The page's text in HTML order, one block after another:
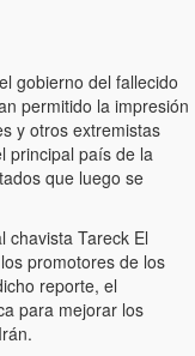
gobierno del fallecido
permitido la impresión
y otros extremistas
principal país de la
que luego se
chavista Tareck El
promotores de los
reporte, el
para mejorar los